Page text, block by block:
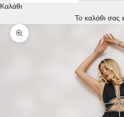
Καλάθι
Το καλάθι σας
Μεγέθυνση